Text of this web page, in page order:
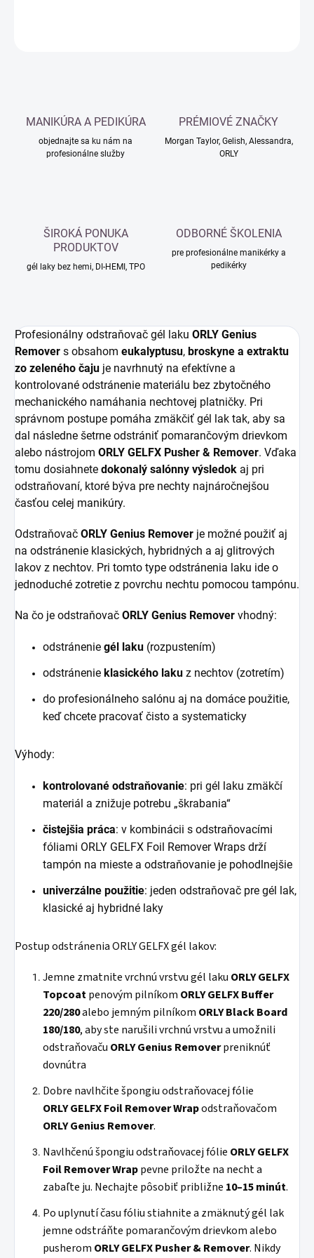
MANIKÚRA A PEDIKÚRA
objednajte sa ku nám na
profesionálne služby
PRÉMIOVÉ ZNAČKY
Morgan Taylor, Gelish, Alessandra,
ORLY
ŠIROKÁ PONUKA
PRODUKTOV
gél laky bez hemi, DI-HEMI, TPO
ODBORNÉ ŠKOLENIA
pre profesionálne manikérky a
pedikérky
Profesionálny odstraňovač gél laku ORLY Genius
Remover s obsahom eukalyptusu, broskyne a extraktu
zo zeleného čaju je navrhnutý na efektívne a
kontrolované odstránenie materiálu bez zbytočného
mechanického namáhania nechtovej platničky. Pri
správnom postupe pomáha zmäkčiť gél lak tak, aby sa
dal následne šetrne odstrániť pomarančovým drievkom
alebo nástrojom ORLY GELFX Pusher & Remover. Vďaka
tomu dosiahnete dokonalý salónny výsledok aj pri
odstraňovaní, ktoré býva pre nechty najnáročnejšou
časťou celej manikúry.
Odstraňovač ORLY Genius Remover je možné použiť aj
na odstránenie klasických, hybridných a aj glitrových
lakov z nechtov. Pri tomto type odstránenia laku ide o
jednoduché zotretie z povrchu nechtu pomocou tampónu.
Na čo je odstraňovač ORLY Genius Remover vhodný:
odstránenie gél laku (rozpustením)
odstránenie klasického laku z nechtov (zotretím)
do profesionálneho salónu aj na domáce použitie,
keď chcete pracovať čisto a systematicky
Výhody:
kontrolované odstraňovanie: pri gél laku zmäkčí
materiál a znižuje potrebu „škrabania“
čistejšia práca: v kombinácii s odstraňovacími
fóliami ORLY GELFX Foil Remover Wraps drží
tampón na mieste a odstraňovanie je pohodlnejšie
univerzálne použitie: jeden odstraňovač pre gél lak,
klasické aj hybridné laky
Postup odstránenia ORLY GELFX gél lakov:
Jemne zmatnite vrchnú vrstvu gél laku ORLY GELFX
Topcoatpenovým pilníkom ORLY GELFX Buffer
220/280alebo jemným pilníkom ORLY Black Board
180/180, aby ste narušili vrchnú vrstvu a umožnili
odstraňovaču ORLY Genius Removerpreniknúť
dovnútra
Dobre navlhčite špongiu odstraňovacej fólie
ORLY GELFX Foil Remover Wrapodstraňovačom
ORLY Genius Remover.
Navlhčenú špongiu odstraňovacej fólie ORLY GELFX
Foil Remover Wrappevne priložte na necht a
zabaľte ju. Nechajte pôsobiť približne 10–15 minút.
Po uplynutí času fóliu stiahnite a zmäknutý gél lak
jemne odstráňte pomarančovým drievkom alebo
pusherom ORLY GELFX Pusher & Remover. Nikdy